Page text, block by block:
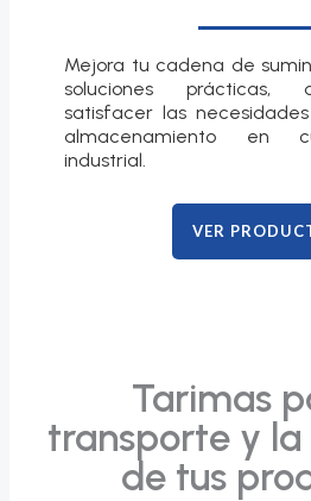
Mejora tu cadena de
soluciones prácticas,
satisfacer las
almacenamiento en
industrial.
VER
Tarimas
transporte y
de tus